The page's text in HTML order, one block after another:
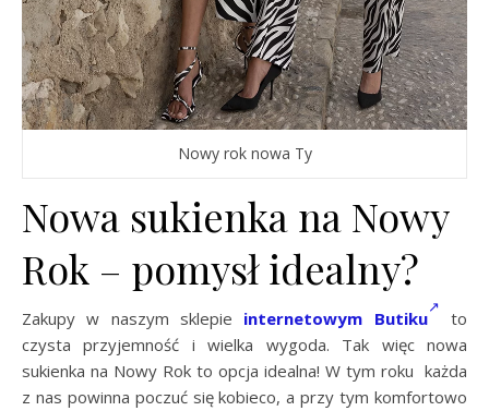
Nowy rok nowa Ty
Nowa sukienka na Nowy
Rok – pomysł idealny?
Zakupy w naszym sklepie internetowym Butiku
to
czysta przyjemność i wielka wygoda. Tak więc nowa
sukienka na Nowy Rok to opcja idealna! W tym roku każda
z nas powinna poczuć się kobieco, a przy tym komfortowo